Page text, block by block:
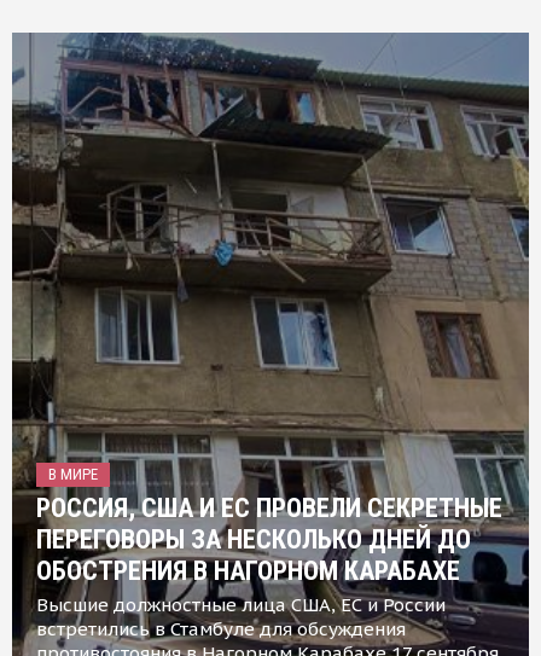
В МИРЕ
РОССИЯ, США И ЕС ПРОВЕЛИ СЕКРЕТНЫЕ
ПЕРЕГОВОРЫ ЗА НЕСКОЛЬКО ДНЕЙ ДО
ОБОСТРЕНИЯ В НАГОРНОМ КАРАБАХЕ
Высшие должностные лица США, ЕС и России
встретились в Стамбуле для обсуждения